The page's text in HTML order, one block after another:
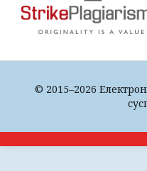
© 2015–2026